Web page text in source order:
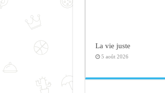
La vie juste
5 août 2026